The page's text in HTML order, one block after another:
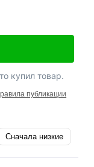
Сначала низкие
купил товар.
публикации